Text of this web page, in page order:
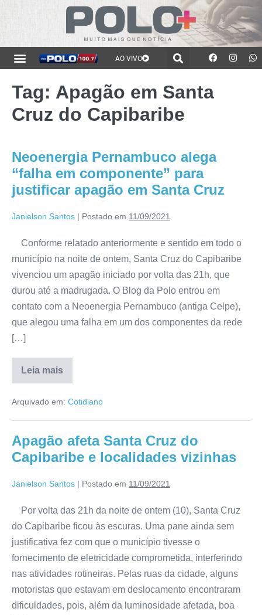
AO VIVO
Tag: Apagão em Santa
Cruz do Capibaribe
Neoenergia Pernambuco alega
“falha em componente” para
justificar apagão em Santa Cruz
Janielson Santos | Postado em 11/09/2021
Conforme relatado anteriormente e sentido em todo o
município na noite de ontem, Santa Cruz do Capibaribe
vivenciou um apagão iniciado por volta das 21h, que
durou até a madrugada. O Blog da Polo entrou em
contato com a Neoenergia Pernambuco (antiga Celpe),
que alegou uma falha em um dos componentes da rede
[…]
Leia mais
Arquivado em: Cotidiano
Apagão afeta Santa Cruz do
Capibaribe e localidades vizinhas
Janielson Santos | Postado em 11/09/2021
Por volta das 21h da noite de ontem (10), Santa Cruz
do Capibaribe ficou às escuras. Uma pane ainda sem
justificativa fez com que o município tivesse o
fornecimento de eletricidade comprometida, interferindo
nas atividades rotineiras. Pelas ruas da cidade, alguns
motoristas que estavam em deslocamento encontraram
dificuldades, pois, além da luminosidade afetada, boa